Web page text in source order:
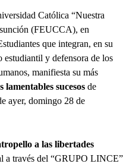
Católica “Nuestra
(FEUCCA), en
que integran, en su
estudiantil y defensora de los
manifiesta su más
lamentables sucesos de
ayer, domingo 28 de
a las libertades
a través del “GRUPO LINCE”